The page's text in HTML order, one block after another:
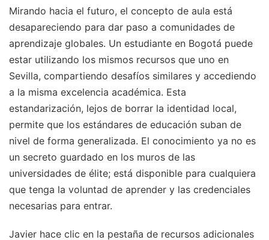
Mirando hacia el futuro, el concepto de aula está
desapareciendo para dar paso a comunidades de
aprendizaje globales. Un estudiante en Bogotá puede
estar utilizando los mismos recursos que uno en
Sevilla, compartiendo desafíos similares y accediendo
a la misma excelencia académica. Esta
estandarización, lejos de borrar la identidad local,
permite que los estándares de educación suban de
nivel de forma generalizada. El conocimiento ya no es
un secreto guardado en los muros de las
universidades de élite; está disponible para cualquiera
que tenga la voluntad de aprender y las credenciales
necesarias para entrar.
Javier hace clic en la pestaña de recursos adicionales